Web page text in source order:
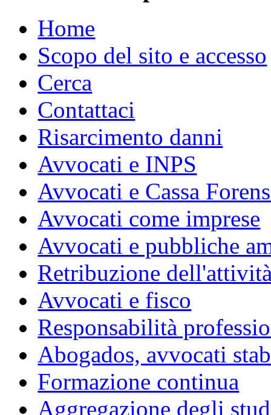
Home
Scopo del sito e accesso
Cerca
Contattaci
Risarcimento danni
Avvocati e INPS
Avvocati e Cassa
Avvocati come imprese
Avvocati e pubbliche
Retribuzione
Avvocati e fisco
Responsabilità
Abogados, avvocati
Formazione continua
Aggregazione degli